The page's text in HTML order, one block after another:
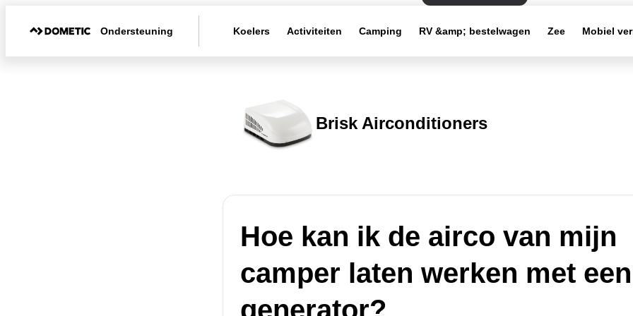
Ondersteuning Koelers Activiteiten Camping RV &amp; bestelwagen Zee Mobiel
Brisk Airconditioners
Hoe kan ik de airco van mijn
camper laten werken met een
generator?